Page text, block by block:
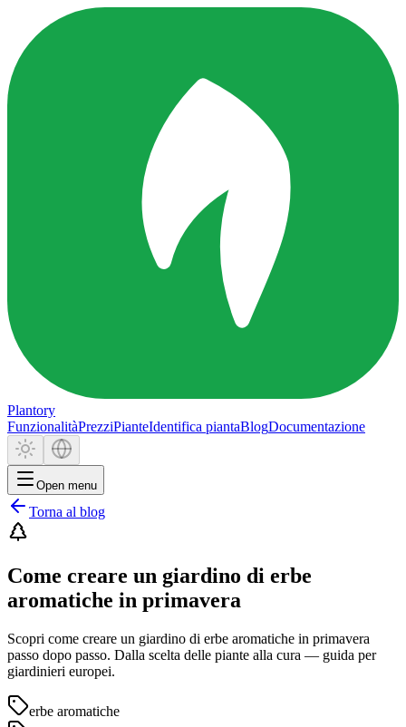
Plantory
FunzionalitàPrezziPianteIdentifica piantaBlogDocumentazione
Open menu
Torna al blog
Come creare un giardino di erbe
aromatiche in primavera
Scopri come creare un giardino di erbe aromatiche in primavera
passo dopo passo. Dalla scelta delle piante alla cura — guida per
giardinieri europei.
erbe aromatiche